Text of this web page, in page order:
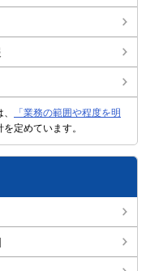
「業務の範囲や程度を明
定めています。